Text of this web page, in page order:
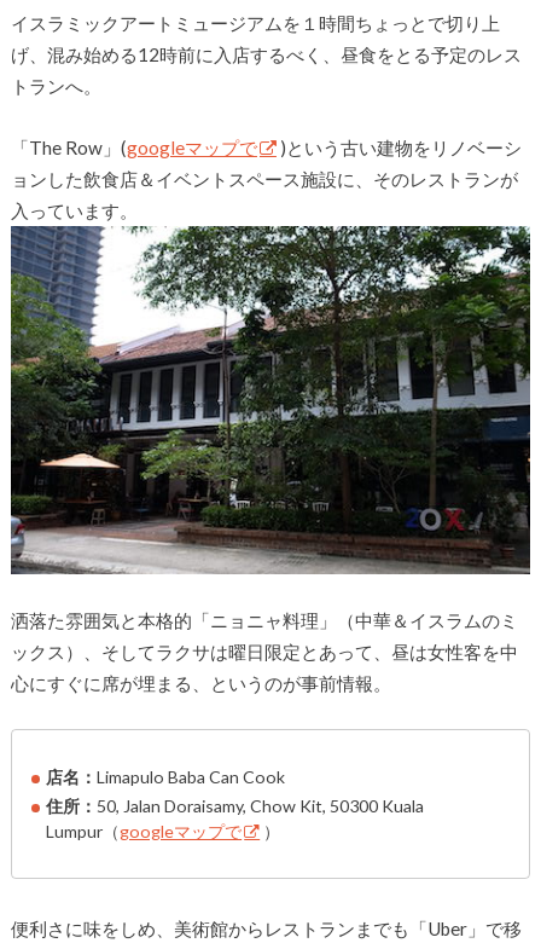
イスラミックアートミュージアムを１時間ちょっとで切り上
げ、混み始める12時前に入店するべく、昼食をとる予定のレス
トランへ。
「The Row」(googleマップで
)という古い建物をリノベーシ
ョンした飲食店＆イベントスペース施設に、そのレストランが
入っています。
洒落た雰囲気と本格的「ニョニャ料理」（中華＆イスラムのミ
ックス）、そしてラクサは曜日限定とあって、昼は女性客を中
心にすぐに席が埋まる、というのが事前情報。
店名：Limapulo Baba Can Cook
住所： 50, Jalan Doraisamy, Chow Kit, 50300 Kuala
Lumpur（googleマップで ）
便利さに味をしめ、美術館からレストランまでも「Uber」で移